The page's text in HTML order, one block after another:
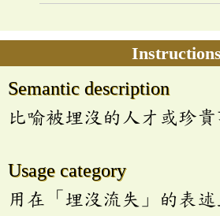
Instructions
Semantic description
比喻被埋沒的人才或珍貴
Usage category
用在「埋沒流失」的表述